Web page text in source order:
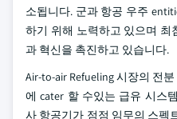
소됩니다. 군과 항공 우주
하기 위해 노력하고 있으며
과 혁신을 촉진하고 있습니다.
Air-to-air Refueling 시장의 전
에 cater 할 수있는 급유 시스
사 항공기가 점점 임무의 스펙